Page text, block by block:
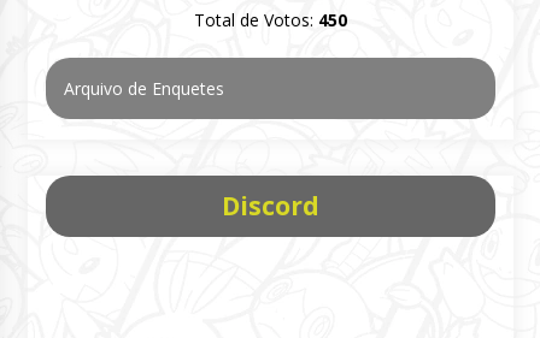
Total de Votos: 450
Arquivo de Enquetes
Discord